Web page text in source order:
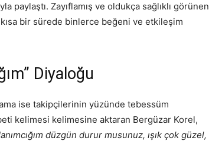
paylaştı. Zayıflamış ve oldukça sağlıklı görünen
bir sürede binlerce beğeni ve etkileşim
Diyaloğu
ise takipçilerinin yüzünde tebessüm
kelimesi kelimesine aktaran Bergüzar Korel,
düzgün durur musunuz, ışık çok güzel,